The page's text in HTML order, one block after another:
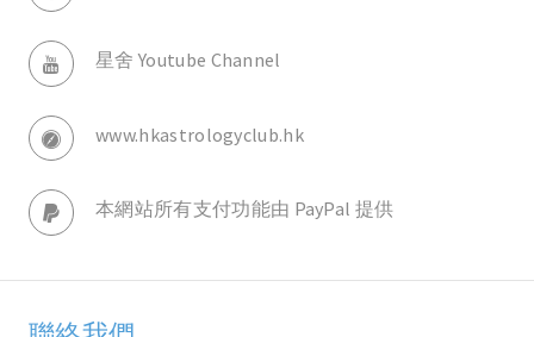
星舍 Youtube Channel
www.hkastrologyclub.hk
本網站所有支付功能由 PayPal 提供